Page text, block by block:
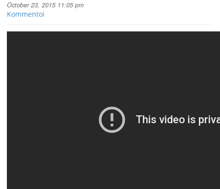
October 23, 2015 11:05 pm
Kommentoi